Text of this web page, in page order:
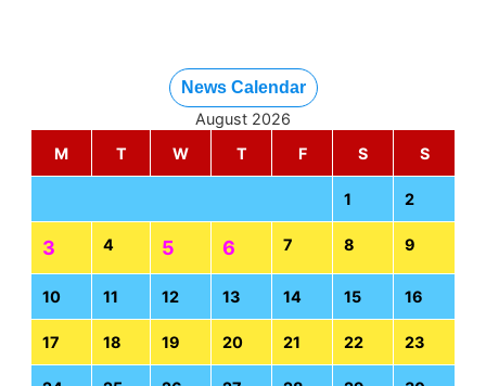
News Calendar
August 2026
M
T W T F S S
1 2
3 4 5 6 7 8 9
10 11 12 13 14 15 16
17 18 19 20 21 22 23